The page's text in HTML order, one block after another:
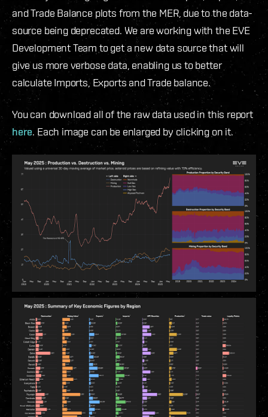
and Trade Balance plots from the MER, due to the data-
source being deprecated. We are working with the EVE
Development Team to get a new data source that will
give us more verbose data, enabling us to better
calculate Imports, Exports and Trade balance.
You can download all of the raw data used in this report
here. Each image can be enlarged by clicking on it.